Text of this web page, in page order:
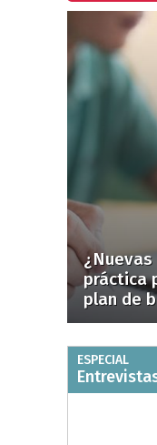
práctica
plan de
ESPECIAL